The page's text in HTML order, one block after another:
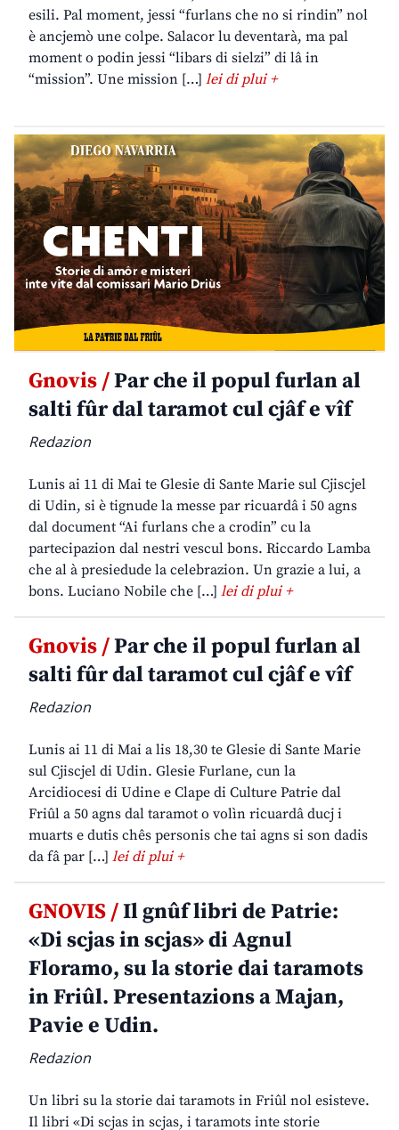
esili. Pal moment, jessi “furlans che no si rindin” nol
è ancjemò une colpe. Salacor lu deventarà, ma pal
moment o podin jessi “libars di sielzi” di lâ in
“mission”. Une mission […] lei di plui +
Gnovis /Par che il popul furlan al
salti fûr dal taramot cul cjâf e vîf
Redazion
Lunis ai 11 di Mai te Glesie di Sante Marie sul Cjiscjel
di Udin, si è tignude la messe par ricuardâ i 50 agns
dal document “Ai furlans che a crodin” cu la
partecipazion dal nestri vescul bons. Riccardo Lamba
che al à presiedude la celebrazion. Un grazie a lui, a
bons. Luciano Nobile che […] lei di plui +
Gnovis /Par che il popul furlan al
salti fûr dal taramot cul cjâf e vîf
Redazion
Lunis ai 11 di Mai a lis 18,30 te Glesie di Sante Marie
sul Cjiscjel di Udin. Glesie Furlane, cun la
Arcidiocesi di Udine e Clape di Culture Patrie dal
Friûl a 50 agns dal taramot o volìn ricuardâ ducj i
muarts e dutis chês personis che tai agns si son dadis
da fâ par […] lei di plui +
GNOVIS /Il gnûf libri de Patrie:
«Di scjas in scjas» di Agnul
Floramo, su la storie dai taramots
in Friûl. Presentazions a Majan,
Pavie e Udin.
Redazion
Un libri su la storie dai taramots in Friûl nol esisteve.
Il libri «Di scjas in scjas, i taramots inte storie